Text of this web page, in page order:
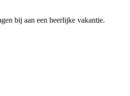
bij aan een heerlijke vakantie.